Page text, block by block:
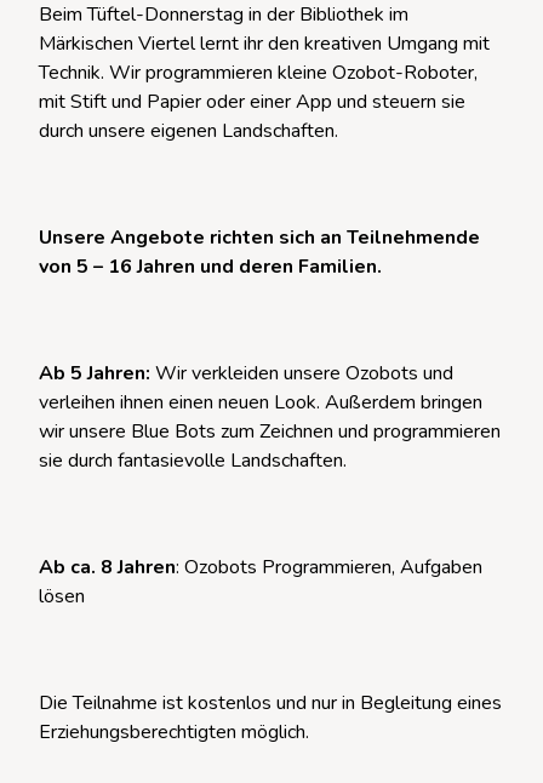
Beim Tüftel-Donnerstag in der Bibliothek im
Märkischen Viertel lernt ihr den kreativen Umgang mit
Technik. Wir programmieren kleine Ozobot-Roboter,
mit Stift und Papier oder einer App und steuern sie
durch unsere eigenen Landschaften.
Unsere Angebote richten sich an Teilnehmende
von 5 – 16 Jahren und deren Familien.
Ab 5 Jahren: Wir verkleiden unsere Ozobots und
verleihen ihnen einen neuen Look. Außerdem bringen
wir unsere Blue Bots zum Zeichnen und programmieren
sie durch fantasievolle Landschaften.
Ab ca. 8 Jahren: Ozobots Programmieren, Aufgaben
lösen
Die Teilnahme ist kostenlos und nur in Begleitung eines
Erziehungsberechtigten möglich.